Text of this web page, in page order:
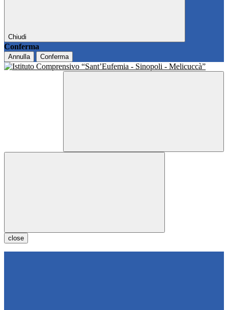
Chiudi
Conferma
Annulla Conferma
close